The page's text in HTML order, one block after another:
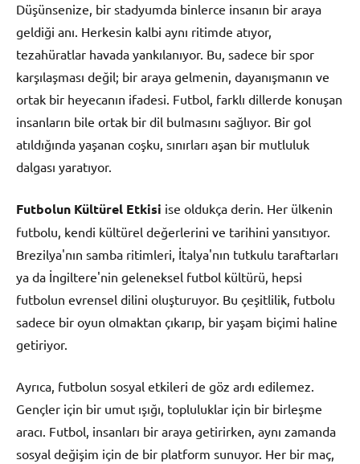
Düşünsenize, bir stadyumda binlerce insanın bir araya
geldiği anı. Herkesin kalbi aynı ritimde atıyor,
tezahüratlar havada yankılanıyor. Bu, sadece bir spor
karşılaşması değil; bir araya gelmenin, dayanışmanın ve
ortak bir heyecanın ifadesi. Futbol, farklı dillerde konuşan
insanların bile ortak bir dil bulmasını sağlıyor. Bir gol
atıldığında yaşanan coşku, sınırları aşan bir mutluluk
dalgası yaratıyor.
Futbolun Kültürel Etkisi ise oldukça derin. Her ülkenin
futbolu, kendi kültürel değerlerini ve tarihini yansıtıyor.
Brezilya'nın samba ritimleri, İtalya'nın tutkulu taraftarları
ya da İngiltere'nin geleneksel futbol kültürü, hepsi
futbolun evrensel dilini oluşturuyor. Bu çeşitlilik, futbolu
sadece bir oyun olmaktan çıkarıp, bir yaşam biçimi haline
getiriyor.
Ayrıca, futbolun sosyal etkileri de göz ardı edilemez.
Gençler için bir umut ışığı, topluluklar için bir birleşme
aracı. Futbol, insanları bir araya getirirken, aynı zamanda
sosyal değişim için de bir platform sunuyor. Her bir maç,